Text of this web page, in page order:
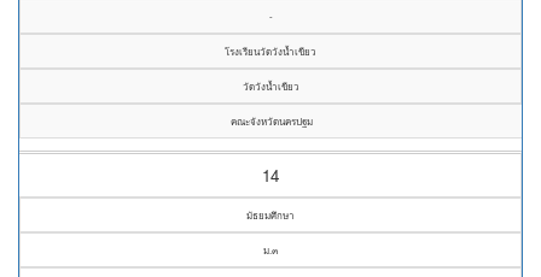
-
โรงเรียนวัดวังน้ำเขียว
วัดวังน้ำเขียว
คณะจังหวัดนครปฐม
14
มัธยมศึกษา
ม.๓